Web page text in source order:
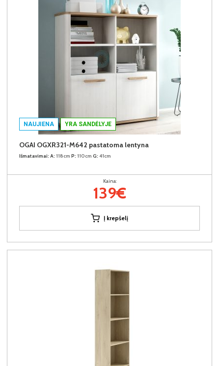
NAUJIENA YRA SANDĖLYJE
OGAI OGXR321-M642 pastatoma lentyna
Išmatavimai: A: 118cm P: 110cm G: 41cm
Kaina:
139€
Į krepšelį